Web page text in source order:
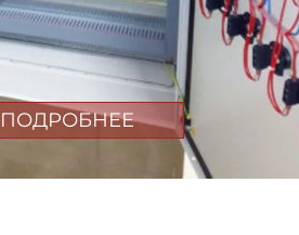
ПОДРОБНЕЕ